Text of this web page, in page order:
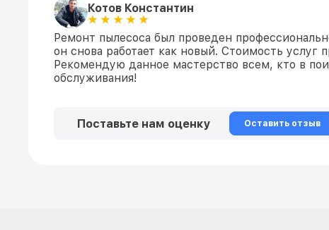
Котов Константин
Ремонт пылесоса был проведен
он снова работает как новый. Стоимость услуг
Рекомендую данное мастерство всем, кто в
обслуживания!
Поставьте нам оценку Оставить отзыв